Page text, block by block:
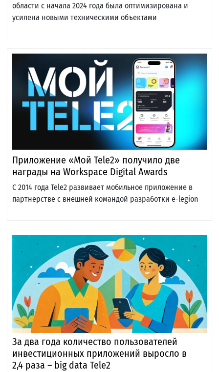
области с начала 2024 года была оптимизирована и
усилена новыми техническими объектами
Приложение «Мой Tele2» получило две
награды на Workspace Digital Awards
С 2014 года Tele2 развивает мобильное приложение в
партнерстве с внешней командой разработки e-legion
За два года количество пользователей
инвестиционных приложений выросло в
2,4 раза – big data Tele2